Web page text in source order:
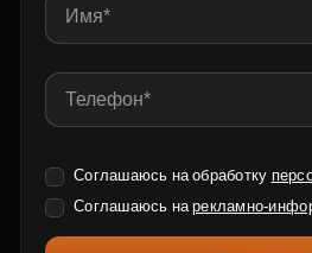
Соглашаюсь на обработку
Соглашаюсь нарекламно-